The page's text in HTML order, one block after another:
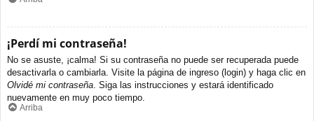
¡Perdí mi contraseña!
No se asuste, ¡calma! Si su contraseña no puede ser recuperada puede
desactivarla o cambiarla. Visite la página de ingreso (login) y haga clic en
Olvidé mi contraseña. Siga las instrucciones y estará identificado
nuevamente en muy poco tiempo.
Arriba